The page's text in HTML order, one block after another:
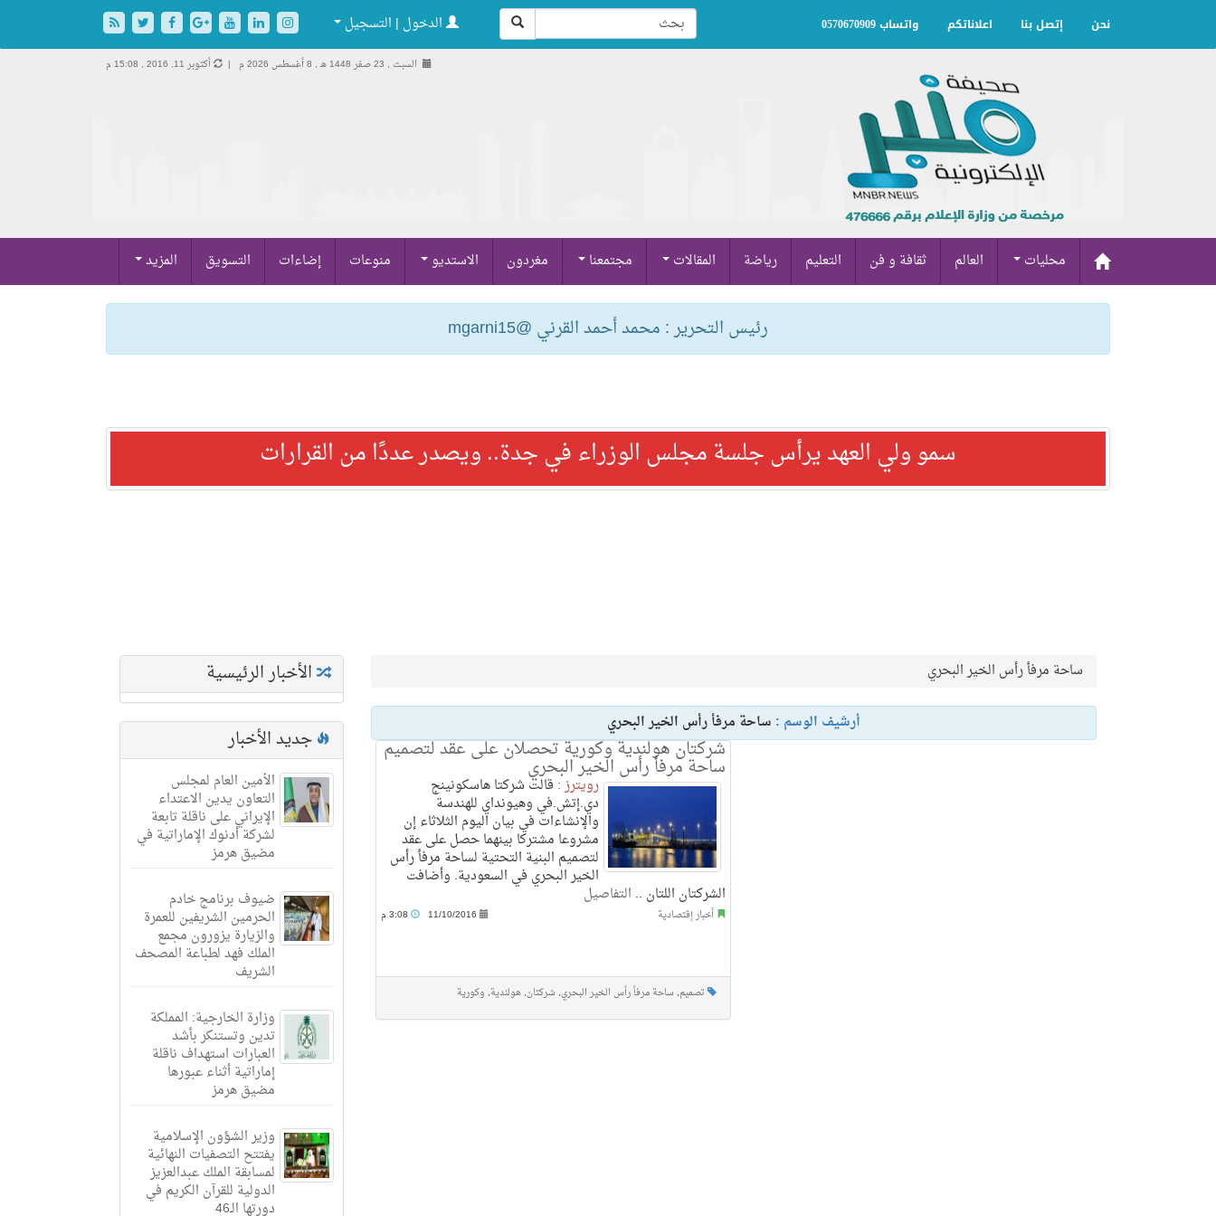
نحن إتصل بنا اعلاناتكم واتساب 0570670909 الدخول | التسجيل
السبت , 23 صفر 1448 هـ , 8 أغسطس 2026 م | أكتوبر 11, 2016 , 15:08 م
محليات العالم ثقافة و فن التعليم رياضة المقالات مجتمعنا مغردون الاستديو منوعات إضاءات التسويق المزيد
رئيس التحرير : محمد أحمد القرني @mgarni15
سمو ولي العهد يرأس جلسة مجلس الوزراء في جدة.. ويصدر عددًا من القرارات
الأخبار الرئيسية
جديد الأخبار
الأمين العام لمجلس
التعاون يدين الاعتداء
الإيراني على ناقلة تابعة
لشركة أدنوك الإماراتية في
مضيق هرمز
ضيوف برنامج خادم
الحرمين الشريفين للعمرة
والزيارة يزورون مجمع
الملك فهد لطباعة المصحف
الشريف
وزارة الخارجية: المملكة
تدين وتستنكر بأشد
العبارات استهداف ناقلة
إماراتية أثناء عبورها
مضيق هرمز
وزير الشؤون الإسلامية
يفتتح التصفيات النهائية
لمسابقة الملك عبدالعزيز
الدولية للقرآن الكريم في
دورتها الـ46
ساحة مرفأ رأس الخير البحري
أرشيف الوسم : ساحة مرفأ رأس الخير البحري
شركتان هولندية وكورية تحصلان على عقد لتصميم
ساحة مرفأ رأس الخير البحري
رويترز : قالت شركتا هاسكونينج
دي.إتش.في وهيونداي للهندسة
والإنشاءات في بيان اليوم الثلاثاء إن
مشروعا مشتركا بينهما حصل على عقد
لتصميم البنية التحتية لساحة مرفأ رأس
الخير البحري في السعودية. وأضافت
الشركتان اللتان .. التفاصيل
أخبار إقتصادية 11/10/2016
تصميم, ساحة مرفأ رأس الخير البحري, شركتان,هولندية, وكورية